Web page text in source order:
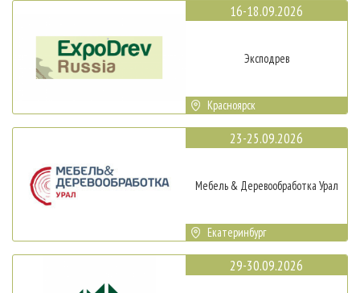
16-18.09.2026
Эксподрев
Красноярск
23-25.09.2026
Мебель & Деревообработка Урал
Екатеринбург
29-30.09.2026